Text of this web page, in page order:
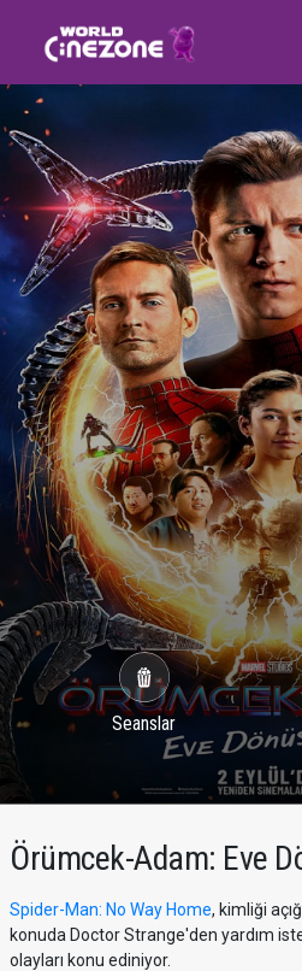
Seanslar
Örümcek-Adam: Eve
Spider-Man: No Way Home, kimliği
konuda Doctor Strange'den yardım
olayları konu ediniyor.